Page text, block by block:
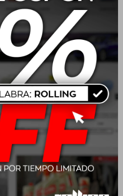
Wurth Restaurador De
Plastico Express 250ml
1.145